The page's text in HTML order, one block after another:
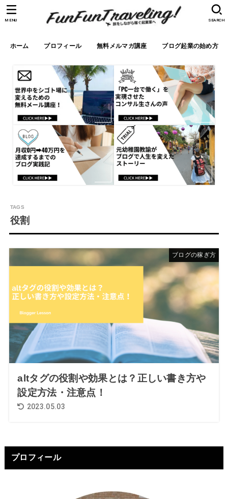
ホーム プロフィール 無料メルマガ講座 ブログ起業の始め方
SEARCH
MENU
役割
ブログの稼ぎ方
altタグの役割や効果とは？正しい書き方や
設定方法・注意点！
2023.05.03
プロフィール